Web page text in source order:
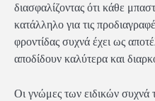
διασφαλίζοντας ότι κάθε
κατάλληλο για τις
φροντίδας συχνά έχει ως
αποδίδουν καλύτερα και
Οι γνώμες των ειδικών συχνά